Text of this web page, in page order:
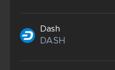
Dash
DASH